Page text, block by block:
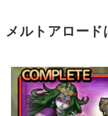
メルトアロード